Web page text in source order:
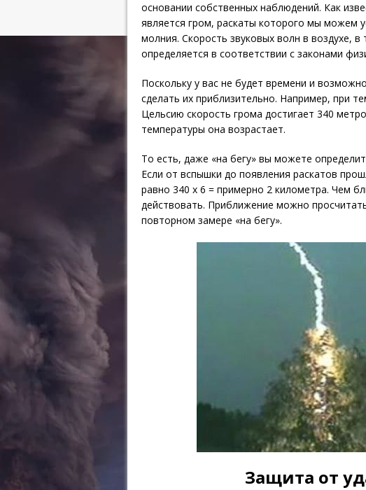
основании собственных наблюдений. Как
является гром, раскаты которого мы можем
молния. Скорость звуковых волн в воздухе, в
определяется в соответствии с законами
Поскольку у вас не будет времени и
сделать их приблизительно. Например, при
Цельсию скорость грома достигает 340
температуры она возрастает.
То есть, даже «на бегу» вы можете
Если от вспышки до появления раскатов
равно 340 х 6 = примерно 2 километра. Чем
действовать. Приближение можно
повторном замере «на бегу».
Защита от